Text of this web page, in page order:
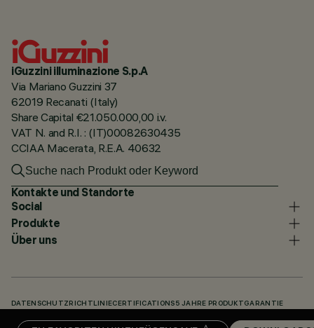
iGuzzini illuminazione S.p.A
Via Mariano Guzzini 37
62019 Recanati (Italy)
Share Capital €21.050.000,00 i.v.
VAT N. and R.I. : (IT)00082630435
CCIAA Macerata, R.E.A. 40632
Kontakte und Standorte
Social
Produkte
Über uns
DATENSCHUTZRICHTLINIECERTIFICATIONS 5 JAHRE PRODUKTGARANTIE